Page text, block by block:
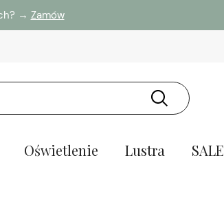
→ Zamów
Oświetlenie Lustra SALE